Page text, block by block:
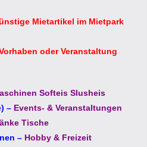
Mietartikel im Mietpark
oder Veranstaltung
Softeis Slusheis
– Events- & Veranstaltungen
Tische
– Hobby & Freizeit